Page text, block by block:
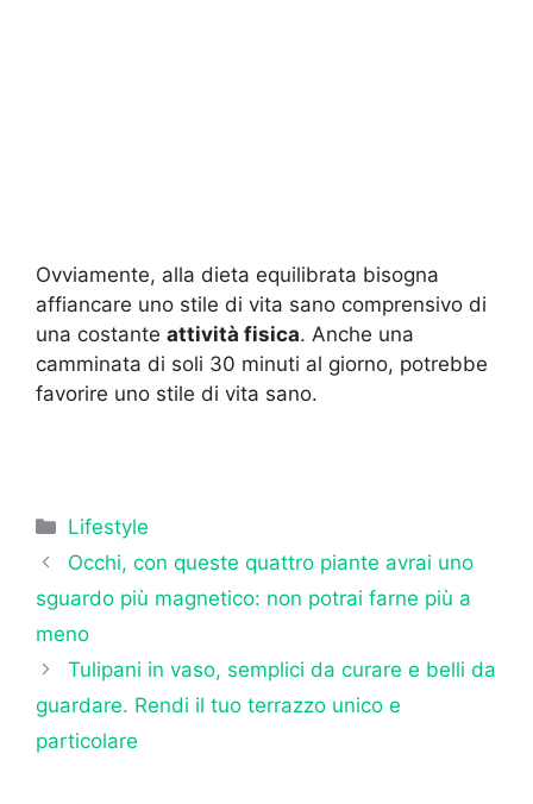
Ovviamente, alla dieta equilibrata bisogna
affiancare uno stile di vita sano comprensivo di
una costante attività fisica. Anche una
camminata di soli 30 minuti al giorno, potrebbe
favorire uno stile di vita sano.
Categorie
Lifestyle
Occhi, con queste quattro piante avrai uno
sguardo più magnetico: non potrai farne più a
meno
Tulipani in vaso, semplici da curare e belli da
guardare. Rendi il tuo terrazzo unico e
particolare